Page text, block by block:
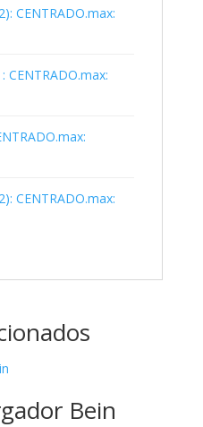
CENTRADO.max:
CENTRADO.max:
CENTRADO.max:
Bein